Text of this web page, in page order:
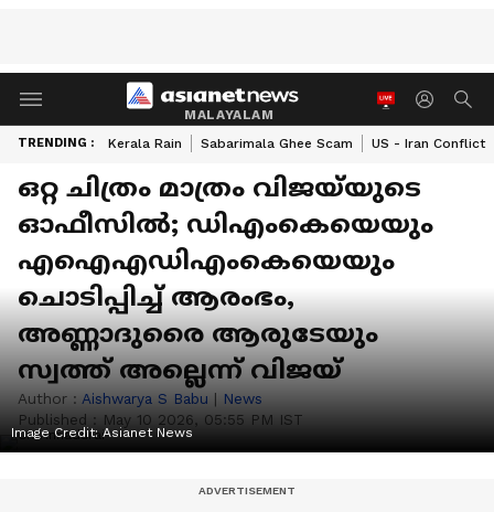
MALAYALAM
TRENDING : Kerala Rain Sabarimala Ghee Scam US - Iran Conflict
ഒറ്റ ചിത്രം മാത്രം വിജയ്‍യുടെ
ഓഫീസിൽ; ഡിഎംകെയെയും
എഐഎഡിഎംകെയെയും
ചൊടിപ്പിച്ച് ആരംഭം,
അണ്ണാദുരൈ ആരുടേയും
സ്വത്ത് അല്ലെന്ന് വിജയ്
Author : Aishwarya S Babu | News
Published : May 10 2026, 05:55 PM IST
Image Credit:Asianet News